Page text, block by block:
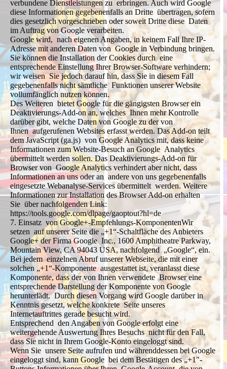
verbundene Dienstleistungen zu erbringen. Auch wird Google
diese Informationen gegebenenfalls an Dritte übertragen, sofern
dies gesetzlich vorgeschrieben oder soweit Dritte diese Daten
im Auftrag von Google verarbeiten.
Google wird, nach eigenen Angaben, in keinem Fall Ihre IP-
Adresse mit anderen Daten von Google in Verbindung bringen.
Sie können die Installation der Cookies durch eine
entsprechende Einstellung Ihrer Browser-Software verhindern;
wir weisen Sie jedoch darauf hin, dass Sie in diesem Fall
gegebenenfalls nicht sämtliche Funktionen unserer Website
vollumfänglich nutzen können.
Des Weiteren bietet Google für die gängigsten Browser ein
Deaktivierungs-Add-on an, welches Ihnen mehr Kontrolle
darüber gibt, welche Daten von Google zu der von
Ihnen aufgerufenen Websites erfasst werden. Das Add-on teilt
dem JavaScript (ga.js) von Google Analytics mit, dass keine
Informationen zum Website-Besuch an Google Analytics
übermittelt werden sollen. Das Deaktivierungs-Add-on für
Browser von Google Analytics verhindert aber nicht, dass
Informationen an uns oder an andere von uns gegebenenfalls
eingesetzte Webanalyse-Services übermittelt werden. Weitere
Informationen zur Installation des Browser Add-on erhalten
Sie über nachfolgenden Link:
https://tools.google.com/dlpage/gaoptout?hl=de
7. Einsatz von Google+-Empfehlungs-KomponentenWir
setzen auf unserer Seite die „+1“-Schaltfläche des Anbieters
Google+ der Firma Google Inc., 1600 Amphitheatre Parkway,
Mountain View, CA 94043 USA, nachfolgend „Google“, ein.
Bei jedem einzelnen Abruf unserer Webseite, die mit einer
solchen „+1“-Komponente ausgestattet ist, veranlasst diese
Komponente, dass der von Ihnen verwendete Browser eine
entsprechende Darstellung der Komponente von Google
herunterlädt. Durch diesen Vorgang wird Google darüber in
Kenntnis gesetzt, welche konkrete Seite unseres
Internetauftrittes gerade besucht wird.
Entsprechend den Angaben von Google erfolgt eine
weitergehende Auswertung Ihres Besuchs nicht für den Fall,
dass Sie nicht in Ihrem Google-Konto eingeloggt sind.
Wenn Sie unsere Seite aufrufen und währenddessen bei Google
eingeloggt sind, kann Google bei dem Bestätigen des „+1"-